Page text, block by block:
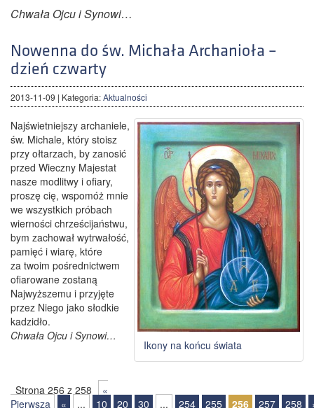
Chwała Ojcu i Synowi…
Nowenna do św. Michała Archanioła –
dzień czwarty
2013-11-09 | Kategoria:Aktualności
Ikony na końcu świata
Najświetniejszy archaniele,
św. Michale, który stoisz
przy ołtarzach, by zanosić
przed Wieczny Majestat
nasze modlitwy i ofiary,
proszę cię, wspomóż mnie
we wszystkich próbach
wierności chrześcijaństwu,
bym zachował wytrwałość,
pamięć i wiarę, które
za twoim pośrednictwem
ofiarowane zostaną
Najwyższemu i przyjęte
przez Niego jako słodkie
kadzidło.
Chwała Ojcu i Synowi…
Strona 256 z 258
«
Pierwsza
« ... 10 20 30 ... 254 255 256 257 258